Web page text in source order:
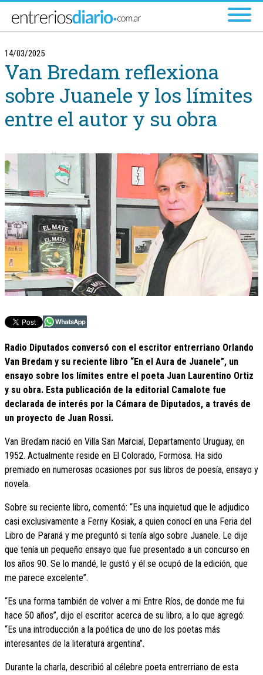
14/03/2025
Van Bredam reflexiona
sobre Juanele y los límites
entre el autor y su obra
Radio Diputados conversó con el escritor entrerriano Orlando
Van Bredam y su reciente libro “En el Aura de Juanele”, un
ensayo sobre los límites entre el poeta Juan Laurentino Ortiz
y su obra. Esta publicación de la editorial Camalote fue
declarada de interés por la Cámara de Diputados, a través de
un proyecto de Juan Rossi.
Van Bredam nació en Villa San Marcial, Departamento Uruguay, en
1952. Actualmente reside en El Colorado, Formosa. Ha sido
premiado en numerosas ocasiones por sus libros de poesía, ensayo y
novela.
Sobre su reciente libro, comentó: “Es una inquietud que le adjudico
casi exclusivamente a Ferny Kosiak, a quien conocí en una Feria del
Libro de Paraná y me preguntó si tenía algo sobre Juanele. Le dije
que tenía un pequeño ensayo que fue presentado a un concurso en
los años 90. Se lo mandé, le gustó y él se ocupó de la edición, que
me parece excelente”.
“Es una forma también de volver a mi Entre Ríos, de donde me fui
hace 50 años”, dijo el escritor acerca de su libro, a lo que agregó:
“Es una introducción a la poética de uno de los poetas más
interesantes de la literatura argentina”.
Durante la charla, describió al célebre poeta entrerriano de esta